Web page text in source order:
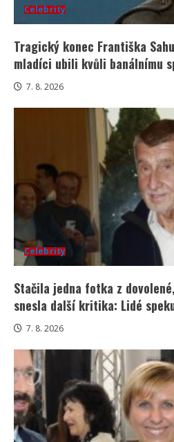
Celebrity
Tragický konec Františka
mladíci ubili kvůli banálnímu
7. 8. 2026
Celebrity
Stačila jedna fotka z
snesla další kritika: Lidé
7. 8. 2026